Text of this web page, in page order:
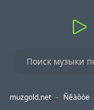
muzgold.net - Ñêàòòë